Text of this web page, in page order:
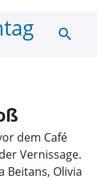
search